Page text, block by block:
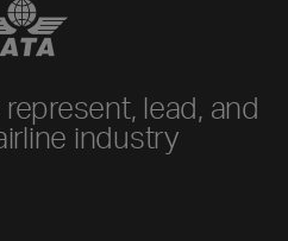
lead, and
industry